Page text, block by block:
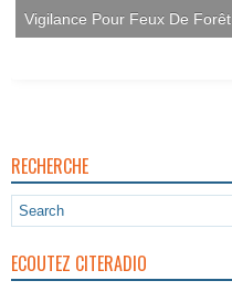
Vigilance Pour Feux De Forêt
RECHERCHE
ECOUTEZ CITERADIO